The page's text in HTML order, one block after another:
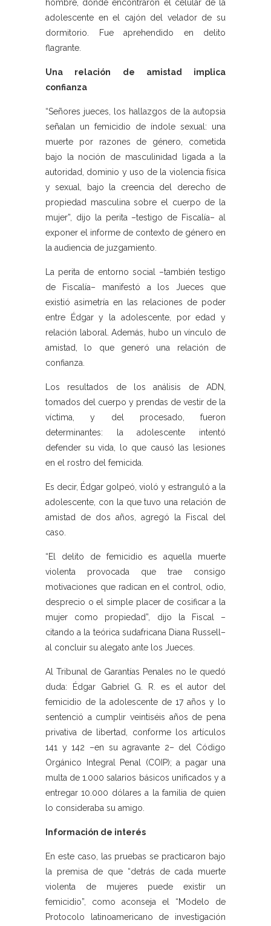
hombre, donde encontraron el celular de la
adolescente en el cajón del velador de su
dormitorio. Fue aprehendido en delito
flagrante.
Una relación de amistad implica
confianza
“Señores jueces, los hallazgos de la autopsia
señalan un femicidio de índole sexual: una
muerte por razones de género, cometida
bajo la noción de masculinidad ligada a la
autoridad, dominio y uso de la violencia física
y sexual, bajo la creencia del derecho de
propiedad masculina sobre el cuerpo de la
mujer”, dijo la perita –testigo de Fiscalía– al
exponer el informe de contexto de género en
la audiencia de juzgamiento.
La perita de entorno social –también testigo
de Fiscalía– manifestó a los Jueces que
existió asimetría en las relaciones de poder
entre Édgar y la adolescente, por edad y
relación laboral. Además, hubo un vínculo de
amistad, lo que generó una relación de
confianza.
Los resultados de los análisis de ADN,
tomados del cuerpo y prendas de vestir de la
víctima, y del procesado, fueron
determinantes: la adolescente intentó
defender su vida, lo que causó las lesiones
en el rostro del femicida.
Es decir, Édgar golpeó, violó y estranguló a la
adolescente, con la que tuvo una relación de
amistad de dos años, agregó la Fiscal del
caso.
“El delito de femicidio es aquella muerte
violenta provocada que trae consigo
motivaciones que radican en el control, odio,
desprecio o el simple placer de cosificar a la
mujer como propiedad”, dijo la Fiscal –
citando a la teórica sudafricana Diana Russell–
al concluir su alegato ante los Jueces.
Al Tribunal de Garantías Penales no le quedó
duda: Édgar Gabriel G. R. es el autor del
femicidio de la adolescente de 17 años y lo
sentenció a cumplir veintiséis años de pena
privativa de libertad, conforme los artículos
141 y 142 –en su agravante 2– del Código
Orgánico Integral Penal (COIP); a pagar una
multa de 1.000 salarios básicos unificados y a
entregar 10.000 dólares a la familia de quien
lo consideraba su amigo.
Información de interés
En este caso, las pruebas se practicaron bajo
la premisa de que “detrás de cada muerte
violenta de mujeres puede existir un
femicidio”, como aconseja el “Modelo de
Protocolo latinoamericano de investigación